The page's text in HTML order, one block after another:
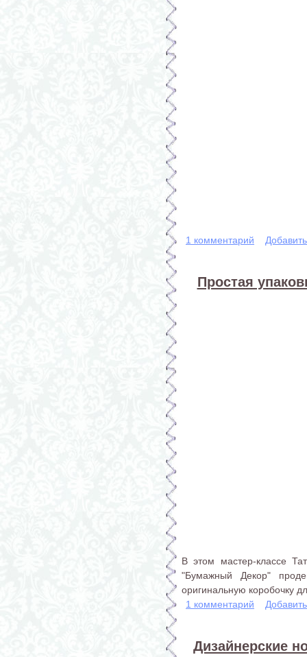
1 комментарий
Простая
В этом мастер-классе
"Бумажный Декор"
оригинальную коробочку
1 комментарий
Дизайнерские